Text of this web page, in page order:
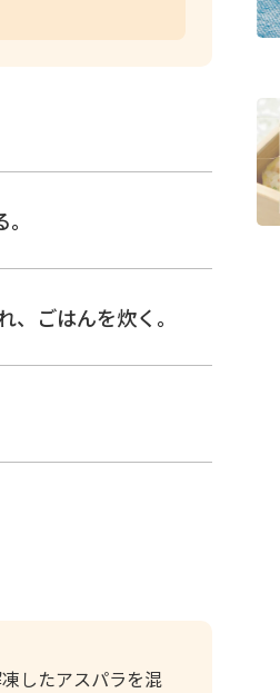
ごはんを炊く。
したアスパラを混